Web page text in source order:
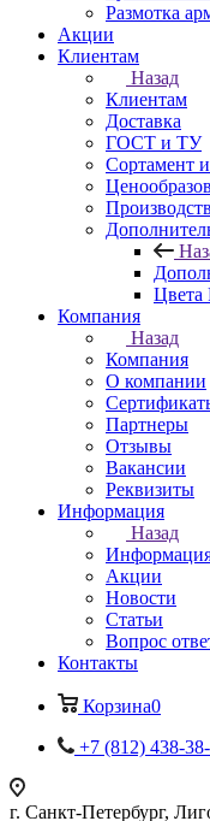
Размотка
Акции
Клиентам
Назад
Клиентам
Доставка
ГОСТ и ТУ
Сортамент
Цвета
Компания
Назад
Компания
О компании
Партнеры
Отзывы
Вакансии
Реквизиты
Информация
Назад
Акции
Новости
Статьи
Вопрос
Контакты
Корзина0
+7 (812) 438-
г. Санкт-Петербург,